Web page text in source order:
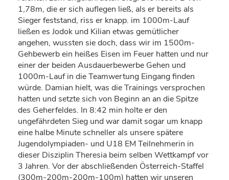
1,78m, die er sich auflegen ließ, als er bereits als
Sieger feststand, riss er knapp. im 1000m-Lauf
ließen es Jodok und Kilian etwas gemütlicher
angehen, wussten sie doch, dass wir im 1500m-
Gehbewerb ein heißes Eisen im Feuer hatten und nur
einer der beiden Ausdauerbewerbe Gehen und
1000m-Lauf in die Teamwertung Eingang finden
würde. Damian hielt, was die Trainings versprochen
hatten und setzte sich von Beginn an an die Spitze
des Geherfeldes. In 8:42 min holte er den
ungefährdeten Sieg und war damit sogar um knapp
eine halbe Minute schneller als unsere spätere
Jugendolympiaden- und U18 EM Teilnehmerin in
dieser Disziplin Theresia beim selben Wettkampf vor
3 Jahren. Vor der abschließenden Österreich-Staffel
(300m-200m-200m-100m) hatten wir unseren